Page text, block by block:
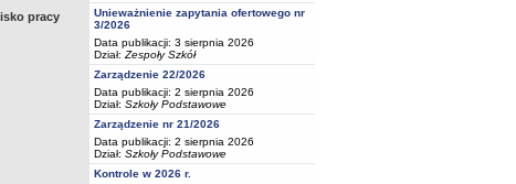
pracy
Unieważnienie zapytania ofertowego nr
3/2026
Data publikacji: 3 sierpnia 2026
Dział: Zespoły Szkół
Zarządzenie 22/2026
Data publikacji: 2 sierpnia 2026
Dział: Szkoły Podstawowe
Zarządzenie nr 21/2026
Data publikacji: 2 sierpnia 2026
Dział: Szkoły Podstawowe
Kontrole w 2026 r.